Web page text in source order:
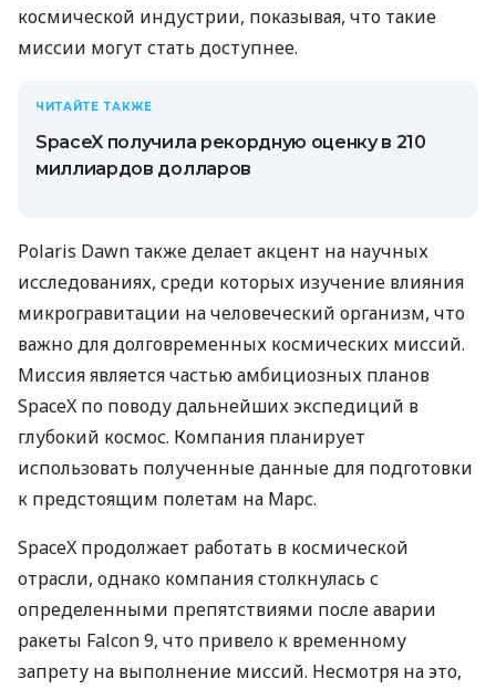
космической индустрии, показывая, что такие
миссии могут стать доступнее.
ЧИТАЙТЕ ТАКЖЕ
SpaceX получила рекордную оценку в 210
миллиардов долларов
Polaris Dawn также делает акцент на научных
исследованиях, среди которых изучение влияния
микрогравитации на человеческий организм, что
важно для долговременных космических миссий.
Миссия является частью амбициозных планов
SpaceX по поводу дальнейших экспедиций в
глубокий космос. Компания планирует
использовать полученные данные для подготовки
к предстоящим полетам на Марс.
SpaceX продолжает работать в космической
отрасли, однако компания столкнулась с
определенными препятствиями после аварии
ракеты Falcon 9, что привело к временному
запрету на выполнение миссий. Несмотря на это,